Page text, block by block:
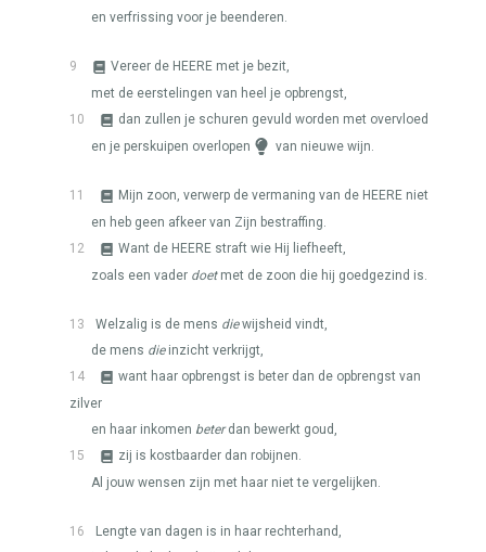
en verfrissing voor je beenderen.
9 Vereer de HEERE met je bezit,
met de eerstelingen van heel je opbrengst,
10
dan zullen je schuren gevuld worden met overvloed
en je perskuipen overlopen
van nieuwe wijn.
11 Mijn zoon, verwerp de vermaning van de HEERE niet
en heb geen afkeer van Zijn bestraffing.
12
Want de HEERE straft wie Hij liefheeft,
zoals een vader doetmet de zoon die hij goedgezind is.
13 Welzalig is de mens diewijsheid vindt,
de mens dieinzicht verkrijgt,
14
want haar opbrengst is beter dan de opbrengst van
zilver
en haar inkomen beterdan bewerkt goud,
15
zij is kostbaarder dan robijnen.
Al jouw wensen zijn met haar niet te vergelijken.
16
Lengte van dagen is in haar rechterhand,